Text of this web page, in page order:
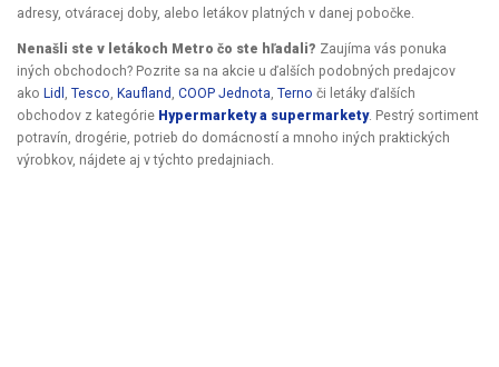
adresy, otváracej doby, alebo letákov platných v danej pobočke.
Nenašli ste v letákoch Metro čo ste hľadali? Zaujíma vás ponuka
iných obchodoch? Pozrite sa na akcie u ďalších podobných predajcov
ako Lidl , Tesco, Kaufland , COOP Jednota, Terno či letáky ďalších
obchodov z kategórie Hypermarkety a supermarkety. Pestrý sortiment
potravín, drogérie, potrieb do domácností a mnoho iných praktických
výrobkov, nájdete aj v týchto predajniach.